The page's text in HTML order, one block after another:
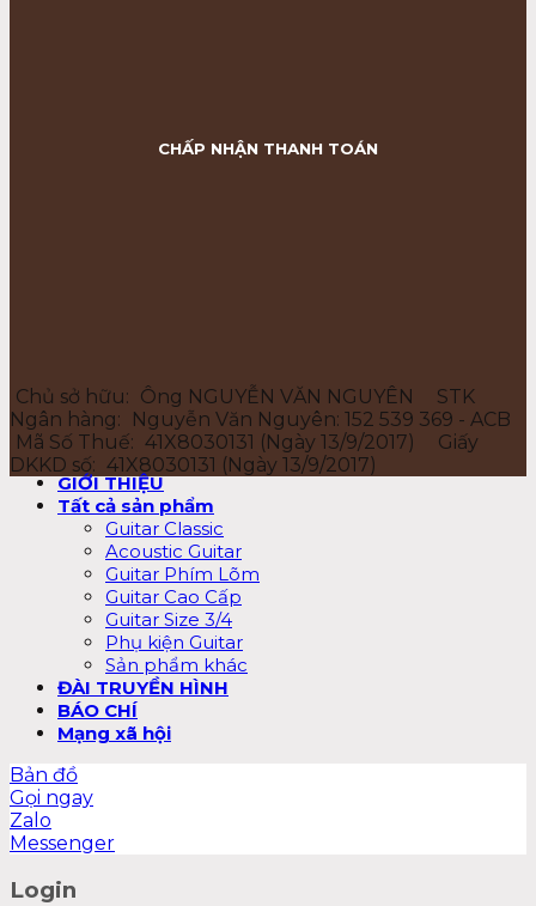
CHẤP NHẬN THANH TOÁN
Chủ sở hữu: Ông NGUYỄN VĂN NGUYÊN
STK
Ngân hàng:
Nguyễn Văn Nguyên: 152 539 369 - ACB
Mã Số Thuế: 41X8030131 (Ngày 13/9/2017)
Giấy
DKKD số: 41X8030131 (Ngày 13/9/2017)
GIỚI THIỆU
Tất cả sản phẩm
Guitar Classic
Acoustic Guitar
Guitar Phím Lõm
Guitar Cao Cấp
Guitar Size 3/4
Phụ kiện Guitar
Sản phẩm khác
ĐÀI TRUYỀN HÌNH
BÁO CHÍ
Mạng xã hội
Bản đồ
Gọi ngay
Zalo
Messenger
Login